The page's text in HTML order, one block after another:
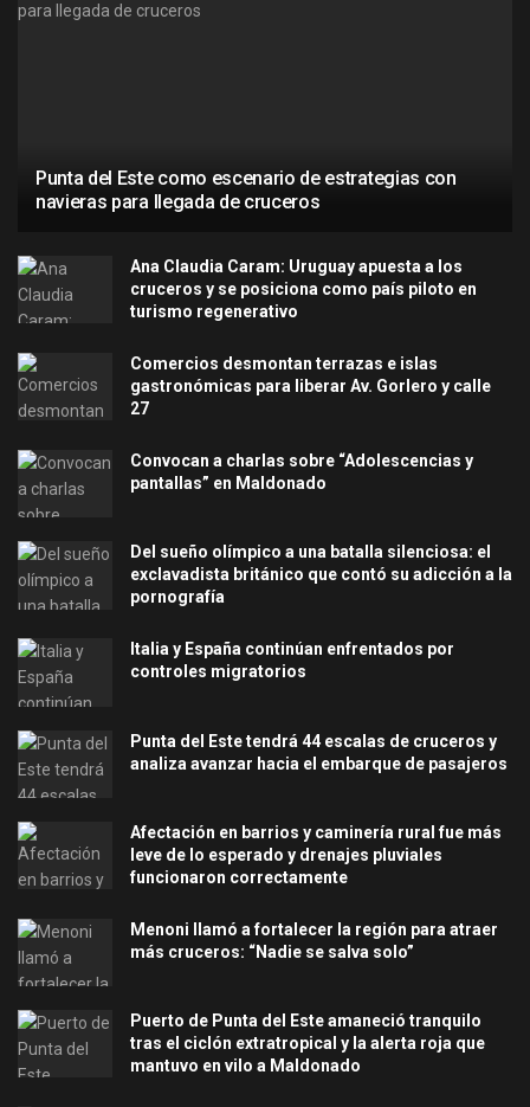
Punta del Este como escenario de estrategias con
navieras para llegada de cruceros
Ana Claudia Caram: Uruguay apuesta a los
cruceros y se posiciona como país piloto en
turismo regenerativo
Comercios desmontan terrazas e islas
gastronómicas para liberar Av. Gorlero y calle
27
Convocan a charlas sobre “Adolescencias y
pantallas” en Maldonado
Del sueño olímpico a una batalla silenciosa: el
exclavadista británico que contó su adicción a la
pornografía
Italia y España continúan enfrentados por
controles migratorios
Punta del Este tendrá 44 escalas de cruceros y
analiza avanzar hacia el embarque de pasajeros
Afectación en barrios y caminería rural fue más
leve de lo esperado y drenajes pluviales
funcionaron correctamente
Menoni llamó a fortalecer la región para atraer
más cruceros: “Nadie se salva solo”
Puerto de Punta del Este amaneció tranquilo
tras el ciclón extratropical y la alerta roja que
mantuvo en vilo a Maldonado